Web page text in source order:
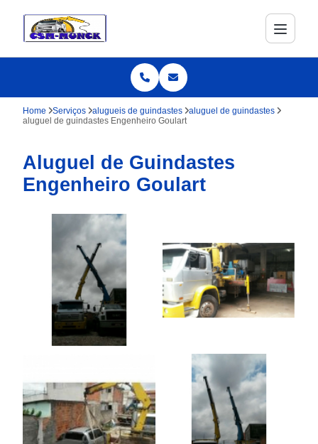
Home Serviços alugueis de guindastes
aluguel de guindastes
aluguel de guindastes Engenheiro Goulart
Aluguel de Guindastes
Engenheiro Goulart